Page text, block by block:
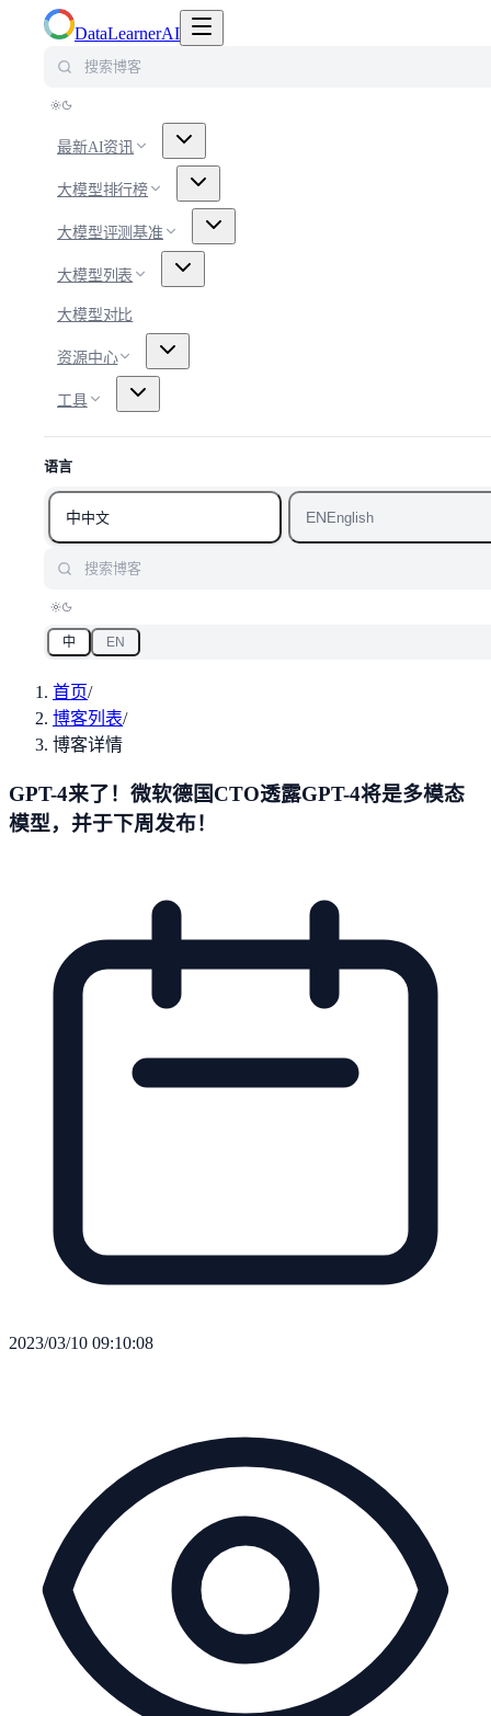
DataLearnerAI
最新AI资讯
大模型排行榜
大模型评测基准
大模型列表
大模型对比
资源中心
工具
语言
中中文 ENEnglish
中 EN
首页/
博客列表/
博客详情
GPT-4来了！微软德国CTO透露GPT-4将是多模态
模型，并于下周发布！
2023/03/10 09:10:08